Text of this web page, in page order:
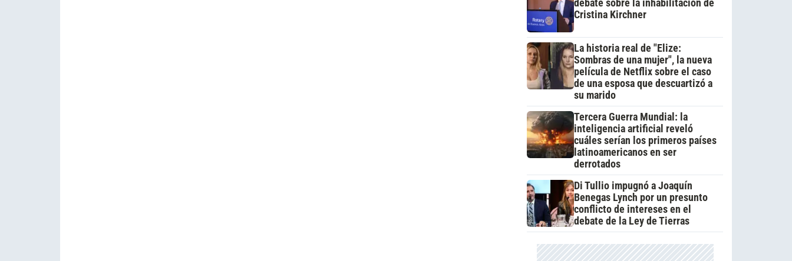
debate sobre la inhabilitación de
Cristina Kirchner
La historia real de "Elize:
Sombras de una mujer", la nueva
película de Netflix sobre el caso
de una esposa que descuartizó a
su marido
Tercera Guerra Mundial: la
inteligencia artificial reveló
cuáles serían los primeros países
latinoamericanos en ser
derrotados
Di Tullio impugnó a Joaquín
Benegas Lynch por un presunto
conflicto de intereses en el
debate de la Ley de Tierras